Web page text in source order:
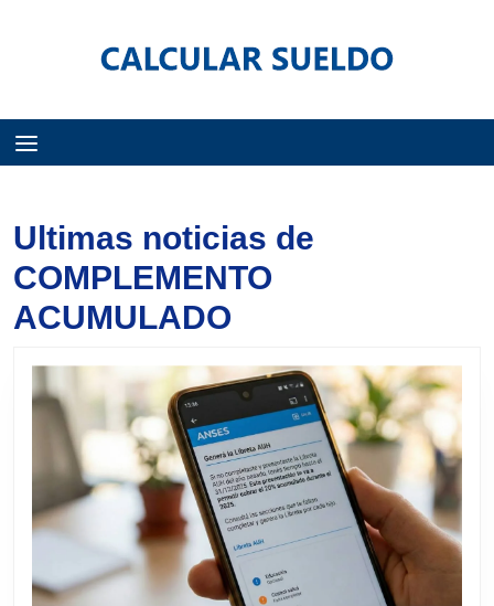
Ultimas noticias de
COMPLEMENTO
ACUMULADO